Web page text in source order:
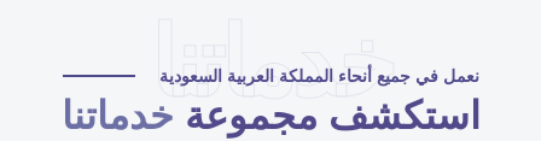
خدماتنا
نعمل في جميع أنحاء المملكة العربية السعودية
استكشف مجموعةخدماتنا